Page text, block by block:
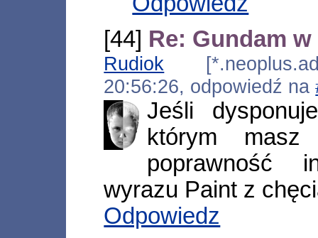
[44] Re: Gundam
Rudiok
20:56:26, odpowiedź na
Jeśli
którym masz
poprawność
wyrazu Paint z
Odpowiedz